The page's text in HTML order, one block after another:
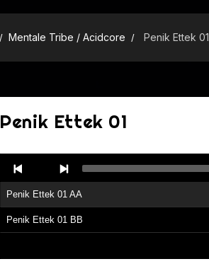
Mentale Tribe / Acidcore Penik Ettek 01
Penik Ettek 01
Player
Penik Ettek 01 AA
Penik Ettek 01 BB